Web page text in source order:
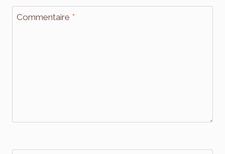
Commentaire *